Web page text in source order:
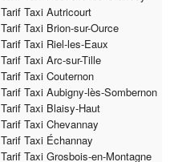
Tarif Taxi Autricourt
Tarif Taxi Brion-sur-Ource
Tarif Taxi Riel-les-Eaux
Tarif Taxi Arc-sur-Tille
Tarif Taxi Couternon
Tarif Taxi Aubigny-lès-Sombernon
Tarif Taxi Blaisy-Haut
Tarif Taxi Chevannay
Tarif Taxi Échannay
Tarif Taxi Grosbois-en-Montagne